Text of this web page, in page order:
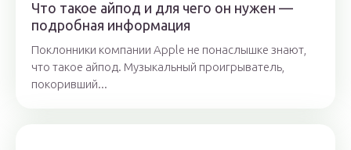
Что такое айпод и для чего он нужен —
подробная информация
Поклонники компании Apple не понаслышке знают,
что такое айпод. Музыкальный проигрыватель,
покоривший...